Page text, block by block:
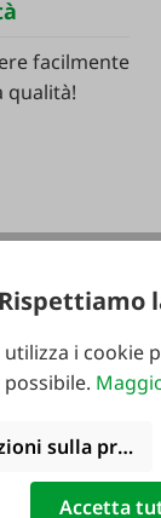
facilmente
qualità!
Rispettiamo
i
possibile.
sulla privacy
Accetta